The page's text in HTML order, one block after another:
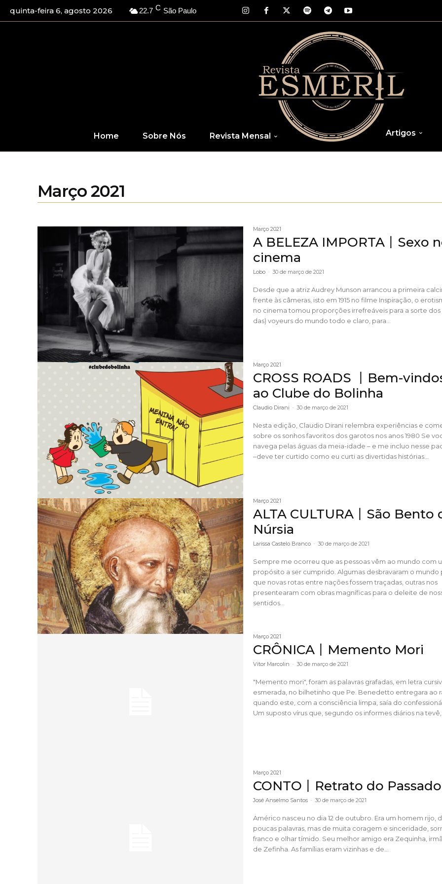
quinta-feira 6, agosto 2026 22.7 C São Paulo
Home Sobre Nós Revista Mensal Artigos
Março 2021
Março 2021
A BELEZA IMPORTA丨Sexo
cinema
Lobo - 30 de março de 2021
Desde que a atriz Audrey Munson arrancou a primeira
frente às câmeras, isto em 1915 no filme Inspiração, o
no cinema tomou proporções irrefreáveis para a sorte dos
das) voyeurs do mundo todo e claro, para...
Março 2021
CROSS ROADS 丨Bem-
ao Clube do Bolinha
Claudio Dirani - 30 de março de 2021
Nesta edição, Claudio Dirani relembra experiências e
sobre os sonhos favoritos dos garotos nos anos 1980 Se você já
navega pelas águas da meia-idade – e me incluo nesse
–deve ter curtido como eu curti as divertidas histórias...
Março 2021
ALTA CULTURA丨São Bento
Núrsia
Larissa Castelo Branco - 30 de março de 2021
Sempre me ocorreu que as pessoas vêm ao mundo com
propósito a ser cumprido. Algumas desbravaram o mundo
que novas rotas entre nações fossem traçadas, outras nos
presentearam com obras magníficas para o deleite de
sentidos...
Março 2021
CRÔNICA丨Memento Mori
Vitor Marcolin - 30 de março de 2021
"Memento mori", foram as palavras grafadas, em letra
esmerada, no bilhetinho que Pe. Benedetto entregara ao
quando este, com a consciência limpa, saía do
Um suposto vírus que, segundo os informes diários na tevê,
Março 2021
CONTO丨Retrato do Passado
José Anselmo Santos - 30 de março de 2021
Américo nasceu no dia 12 de outubro. Era um homem rijo,
poucas palavras, mas de muita coragem e sinceridade,
franco e olhar tímido. Seu melhor amigo era Zequinha,
de Zefinha. As famílias eram vizinhas e de...